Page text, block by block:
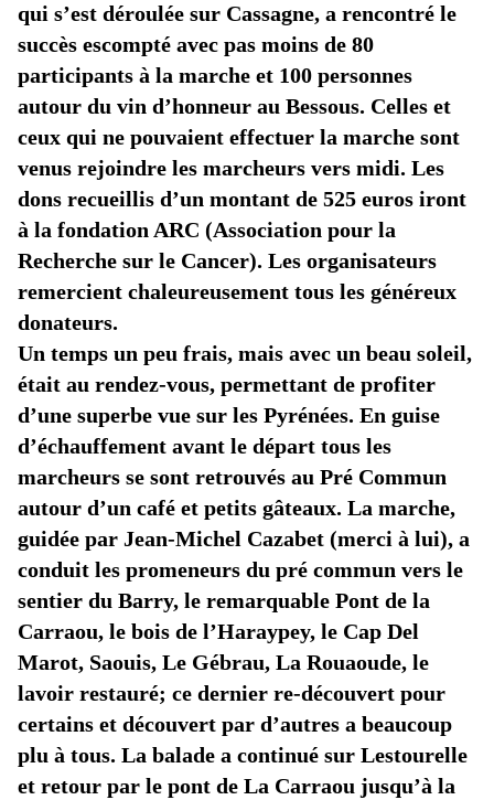
qui s’est déroulée sur Cassagne, a rencontré le
succès escompté avec pas moins de 80
participants à la marche et 100 personnes
autour du vin d’honneur au Bessous. Celles et
ceux qui ne pouvaient effectuer la marche sont
venus rejoindre les marcheurs vers midi. Les
dons recueillis d’un montant de 525 euros iront
à la fondation ARC (Association pour la
Recherche sur le Cancer). Les organisateurs
remercient chaleureusement tous les généreux
donateurs.
Un temps un peu frais, mais avec un beau soleil,
était au rendez-vous, permettant de profiter
d’une superbe vue sur les Pyrénées. En guise
d’échauffement avant le départ tous les
marcheurs se sont retrouvés au Pré Commun
autour d’un café et petits gâteaux. La marche,
guidée par Jean-Michel Cazabet (merci à lui), a
conduit les promeneurs du pré commun vers le
sentier du Barry, le remarquable Pont de la
Carraou, le bois de l’Haraypey, le Cap Del
Marot, Saouis, Le Gébrau, La Rouaoude, le
lavoir restauré; ce dernier re-découvert pour
certains et découvert par d’autres a beaucoup
plu à tous. La balade a continué sur Lestourelle
et retour par le pont de La Carraou jusqu’à la